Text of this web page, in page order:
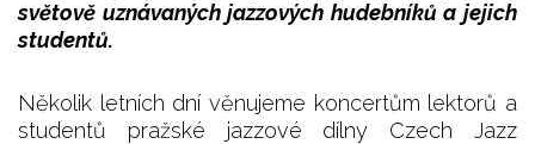
světově uznávaných jazzových hudebníků a jejich
studentů.
Několik letních dní věnujeme koncertům lektorů a
studentů pražské jazzové dílny Czech Jazz